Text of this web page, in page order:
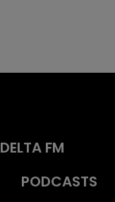
DELTA FM
PODCASTS